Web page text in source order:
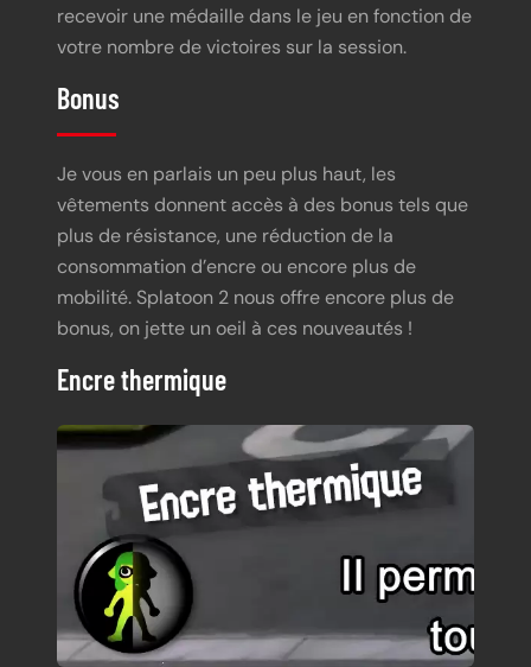
recevoir une médaille dans le jeu en fonction de
votre nombre de victoires sur la session.
Bonus
Je vous en parlais un peu plus haut, les
vêtements donnent accès à des bonus tels que
plus de résistance, une réduction de la
consommation d’encre ou encore plus de
mobilité. Splatoon 2 nous offre encore plus de
bonus, on jette un oeil à ces nouveautés !
Encre thermique